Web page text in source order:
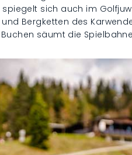
sich auch im
Bergketten des
säumt die